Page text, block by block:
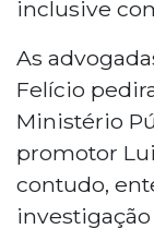
inclusive
As
Felício
Ministério
promotor
contudo,